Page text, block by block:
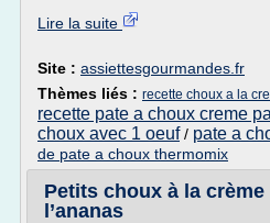
Lire la suite
Site : assiettesgourmandes.fr
Thèmes liés : recette choux a la
recette pate a choux creme
choux avec 1 oeuf/ pate a
de pate a choux thermomix
Petits choux à la
l’ananas